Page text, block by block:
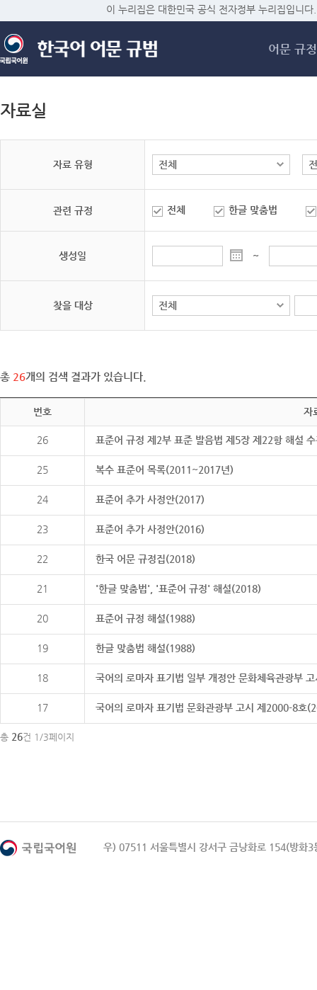
메
이 누리집은 대한민국 공식 전자정부 누리집입니다.
어문 규정
자료실
자료 유형
관련 규정 전체 한글 맞춤법
생성일 ~
찾을 대상
총 26개의 검색 결과가 있습니다.
번호 자
26 표준어 규정 제2부 표준 발음법 제5장 제22항 해설
25 복수 표준어 목록(2011~2017년)
24 표준어 추가 사정안(2017)
23 표준어 추가 사정안(2016)
22 한국 어문 규정집(2018)
21 '한글 맞춤법', '표준어 규정' 해설(2018)
20 표준어 규정 해설(1988)
19 한글 맞춤법 해설(1988)
18 국어의 로마자 표기법 일부 개정안 문화체육관광부
17 국어의 로마자 표기법 문화관광부 고시 제2000-8호
총 26건 1/3페이지
우) 07511 서울특별시 강서구 금낭화로 154(방화3